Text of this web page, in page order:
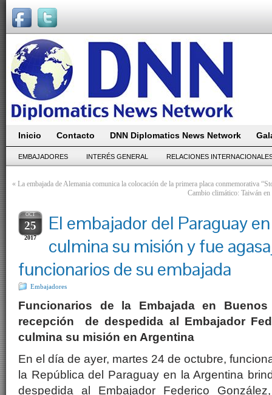
Inicio Contacto DNN Diplomatics News Network
EMBAJADORES INTERÉS GENERAL RELACIONES
« La embajada de Alemania comunica la colocación de la primera placa conmemorativa
Cambio climático: Taiwán
OCT
25
2017
El embajador del Paraguay
culmina su misión y fue
funcionarios de su embajada
Embajadores
Funcionarios de la Embajada en
recepción de despedida al Embajador
culmina su misión en Argentina
En el día de ayer, martes 24 de octubre,
la República del Paraguay en la Argentina
despedida al Embajador Federico